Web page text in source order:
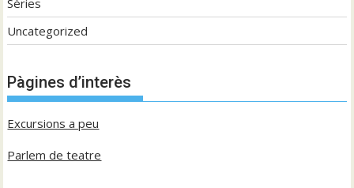
Sèries
Uncategorized
Pàgines d’interès
Excursions a peu
Parlem de teatre